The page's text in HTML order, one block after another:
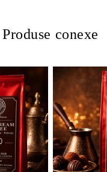
Produse conexe